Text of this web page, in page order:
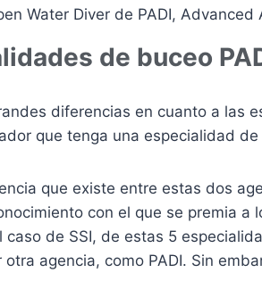
Water Diver de PADI,
de buceo
diferencias en cuanto a las
que tenga una especialidad
que existe entre estas dos
con el que se premia
caso de SSI, de estas 5
otra agencia, como PADI. Sin